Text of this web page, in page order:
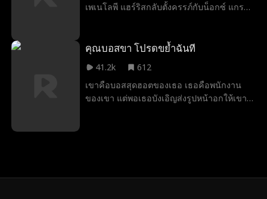
เพเนโลพี แฮร์ริสกลับตั้งครรภ์กับน็อกซ์ แกรนต์
ตอนนี้เพเนโลพีต้องตกอยู่ท่ามกลางชายสองคน
คืออดีตคนรักที่อยากเห็นเธอถูกเผาทั้งเป็น
มากกว่าใคร
คุณบอสขา โปรดขย้ำฉันที
41.2k
612
เขาคือบอสสุดฮอตของเธอ เธอคือพนักงาน
ของเขา แต่พอเธอบังเอิญส่งรูปหน้าอกให้เขา